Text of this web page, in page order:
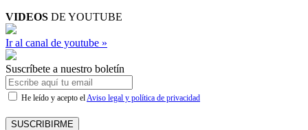
VIDEOS DE YOUTUBE
Ir al canal de youtube »
Suscríbete a nuestro boletín
He leído y acepto elAviso legal y política de privacidad
SUSCRIBIRME